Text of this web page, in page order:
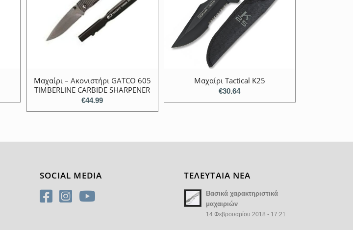
Μαχαίρι – Ακονιστήρι GATCO 605
TIMBERLINE CARBIDE SHARPENER
€44.99
Μαχαίρι Tactical K25
€30.64
SOCIAL MEDIA ΤΕΛΕΥΤΑΙΑ ΝΕΑ
Βασικά χαρακτηριστικά
μαχαιριών
14 Φεβρουαρίου 2018 - 17:21